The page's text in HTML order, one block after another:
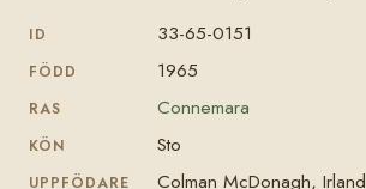
ID 33-65-0151
FÖDD 1965
RAS Connemara
KÖN Sto
UPPFÖDARE Colman McDonagh, Irland